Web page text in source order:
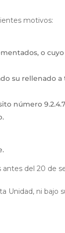
motivos:
o cuyo
su rellenado
número
del 20 de
Unidad, ni